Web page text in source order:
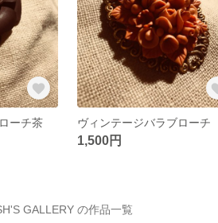
ーチ茶 ヴィンテージバラブローチ
1,500円
GALLERY の作品一覧